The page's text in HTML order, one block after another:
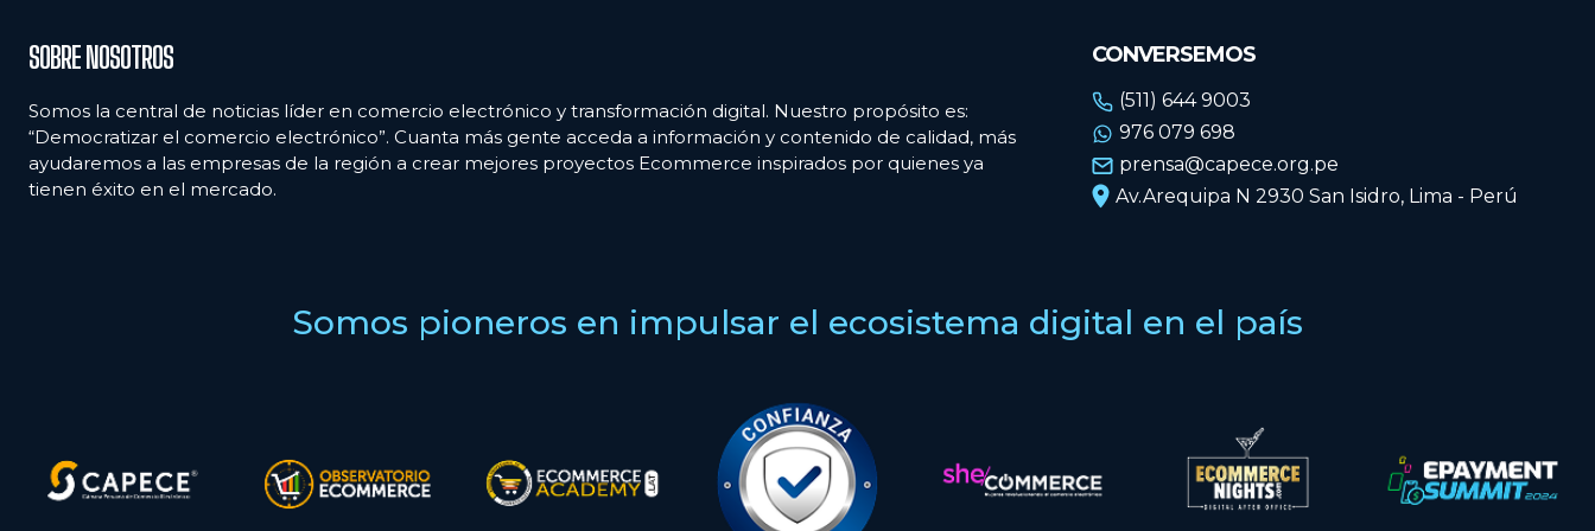
SOBRE NOSOTROS
Somos la central de noticias líder en comercio electrónico y transformación digital. Nuestro propósito es:
“Democratizar el comercio electrónico”. Cuanta más gente acceda a información y contenido de calidad, más
ayudaremos a las empresas de la región a crear mejores proyectos Ecommerce inspirados por quienes ya
tienen éxito en el mercado.
CONVERSEMOS
(511) 644 9003
976 079 698
prensa@capece.org.pe
Av.Arequipa N 2930 San Isidro, Lima - Perú
Somos pioneros en impulsar el ecosistema digital en el país